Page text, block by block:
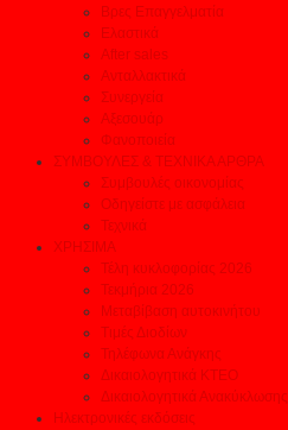
Βρες Επαγγελματία
Ελαστικά
After sales
Ανταλλακτικά
Συνεργεία
Αξεσουάρ
Φανοποιεία
ΣΥΜΒΟΥΛΕΣ & ΤΕΧΝΙΚΑ ΑΡΘΡΑ
Συμβουλές οικονομίας
Οδηγείστε με ασφάλεια
Τεχνικά
ΧΡΗΣΙΜΑ
Τέλη κυκλοφορίας 2026
Τεκμήρια 2026
Μεταβίβαση αυτοκινήτου
Τιμές Διοδίων
Τηλέφωνα Ανάγκης
Δικαιολογητικά ΚΤΕΟ
Δικαιολογητικά Ανακύκλωσης
Ηλεκτρονικές εκδόσεις